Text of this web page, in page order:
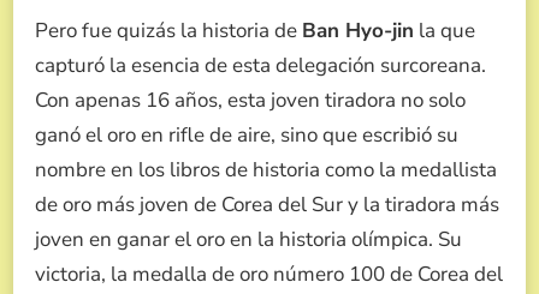
Pero fue quizás la historia de Ban Hyo-jin la que
capturó la esencia de esta delegación surcoreana.
Con apenas 16 años, esta joven tiradora no solo
ganó el oro en rifle de aire, sino que escribió su
nombre en los libros de historia como la medallista
de oro más joven de Corea del Sur y la tiradora más
joven en ganar el oro en la historia olímpica. Su
victoria, la medalla de oro número 100 de Corea del